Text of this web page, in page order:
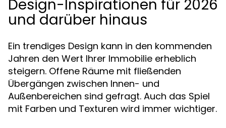
Design-Inspirationen für 2026
und darüber hinaus
Ein trendiges Design kann in den kommenden
Jahren den Wert Ihrer Immobilie erheblich
steigern. Offene Räume mit fließenden
Übergängen zwischen Innen- und
Außenbereichen sind gefragt. Auch das Spiel
mit Farben und Texturen wird immer wichtiger.